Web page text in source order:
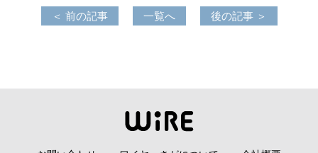
＜ 前の記事 一覧へ 後の記事 ＞